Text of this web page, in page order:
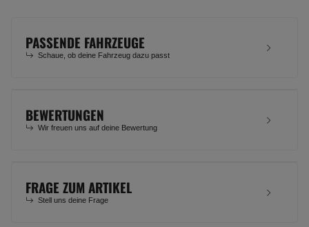
PASSENDE FAHRZEUGE
Schaue, ob deine Fahrzeug dazu passt
BEWERTUNGEN
Wir freuen uns auf deine Bewertung
FRAGE ZUM ARTIKEL
Stell uns deine Frage